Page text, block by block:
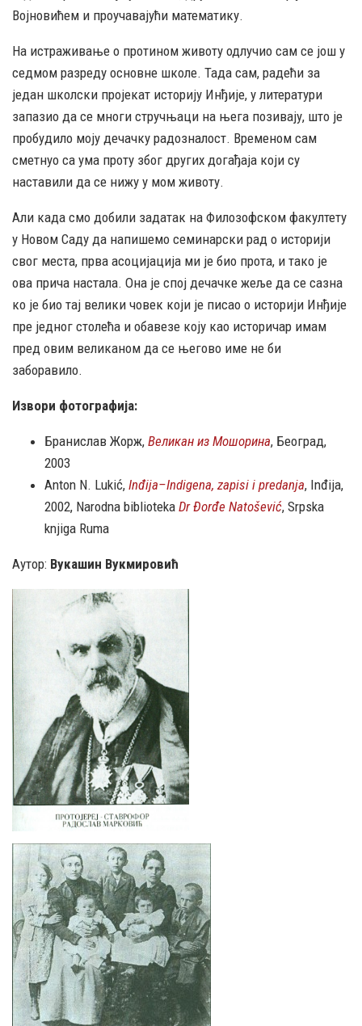
Војновићем и проучавајући математику.
На истраживање о протином животу одлучио сам се још у
седмом разреду основне школе. Тада сам, радећи за
један школски пројекат историју Инђије, у литератури
запазио да се многи стручњаци на њега позивају, што је
пробудило моју дечачку радозналост. Временом сам
сметнуо са ума проту због других догађаја који су
наставили да се нижу у мом животу.
Али када смо добили задатак на Филозофском факултету
у Новом Саду да напишемо семинарски рад о историји
свог места, прва асоцијација ми је био прота, и тако је
ова прича настала. Она је спој дечачке жеље да се сазна
ко је био тај велики човек који је писао о историји Инђије
пре једног столећа и обавезе коју као историчар имам
пред овим великаном да се његово име не би
заборавило.
Извори фотографија:
Бранислав Жорж, Великан из Мошорина, Београд,
2003
Anton N. Lukić, Inđija–Indigena, zapisi i predanja, Inđija,
2002, Narodna biblioteka DrĐorđe Natošević, Srpska
knjiga Ruma
Аутор: Вукашин Вукмировић